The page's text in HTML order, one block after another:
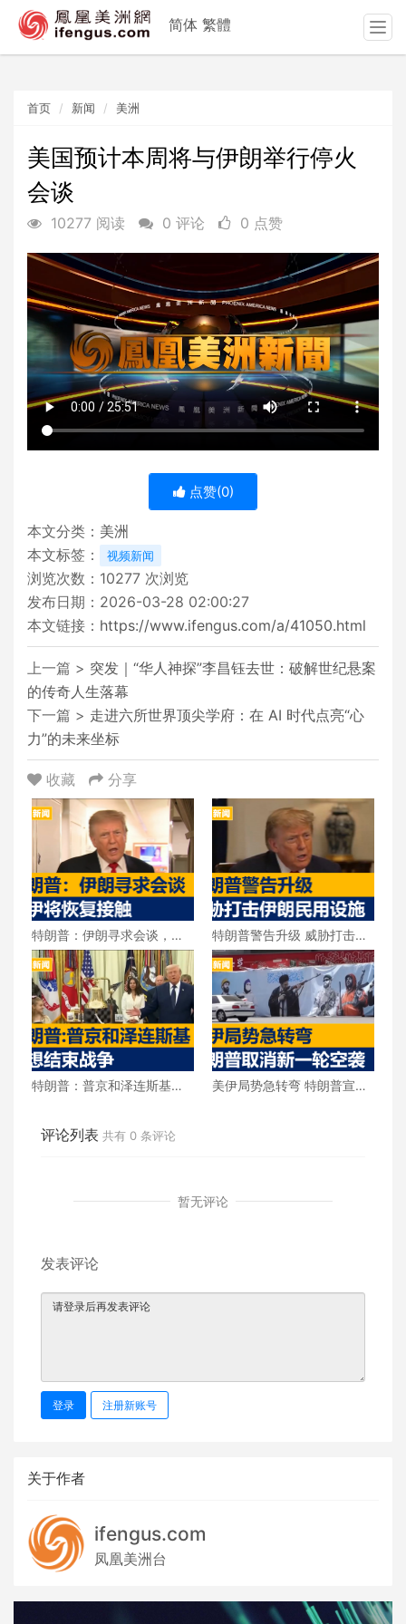
首页 新闻 美洲
美国预计本周将与伊朗举行停火
会谈
10277 阅读 0 评论 0 点赞
点赞(0)
本文分类： 美洲
本文标签：
视频新闻
浏览次数： 10277 次浏览
发布日期：2026-03-28 02:00:27
本文链接： https://www.ifengus.com/a/41050.html
上一篇 > 突发｜“华人神探”李昌钰去世：破解世纪悬案
的传奇人生落幕
下一篇 > 走进六所世界顶尖学府：在 AI 时代点亮“心
力”的未来坐标
收藏 分享
特朗普：伊朗寻求会谈，美
伊将恢复接触
特朗普警告升级 威胁打击伊
朗民用设施
特朗普：普京和泽连斯基都
美伊局势急转弯 特朗普宣布
评论列表 共有 0 条评论
暂无评论
发表评论
登录 注册新账号
关于作者
ifengus.com
凤凰美洲台
简体 繁體
T
o
a
t
i
o